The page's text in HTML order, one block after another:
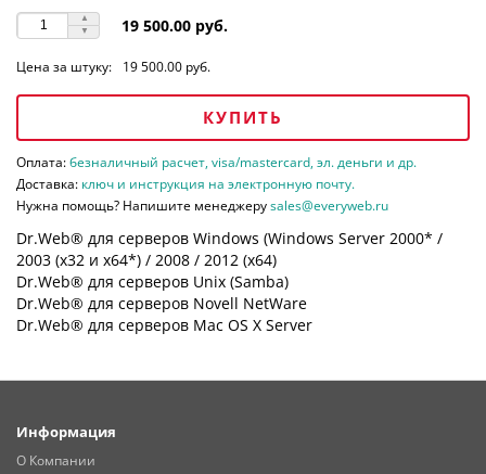
19 500.00 руб.
Цена за штуку: 19 500.00 руб.
КУПИТЬ
Оплата:безналичный расчет, visa/mastercard, эл. деньги и др.
Доставка: ключ и инструкция на электронную почту.
Нужна помощь? Напишите менеджеруsales@everyweb.ru
Dr.Web® для серверов Windows (Windows Server 2000* /
2003 (х32 и х64*) / 2008 / 2012 (х64)
Dr.Web® для серверов Unix (Samba)
Dr.Web® для серверов Novell NetWare
Dr.Web® для серверов Mac OS X Server
Информация
О Компании